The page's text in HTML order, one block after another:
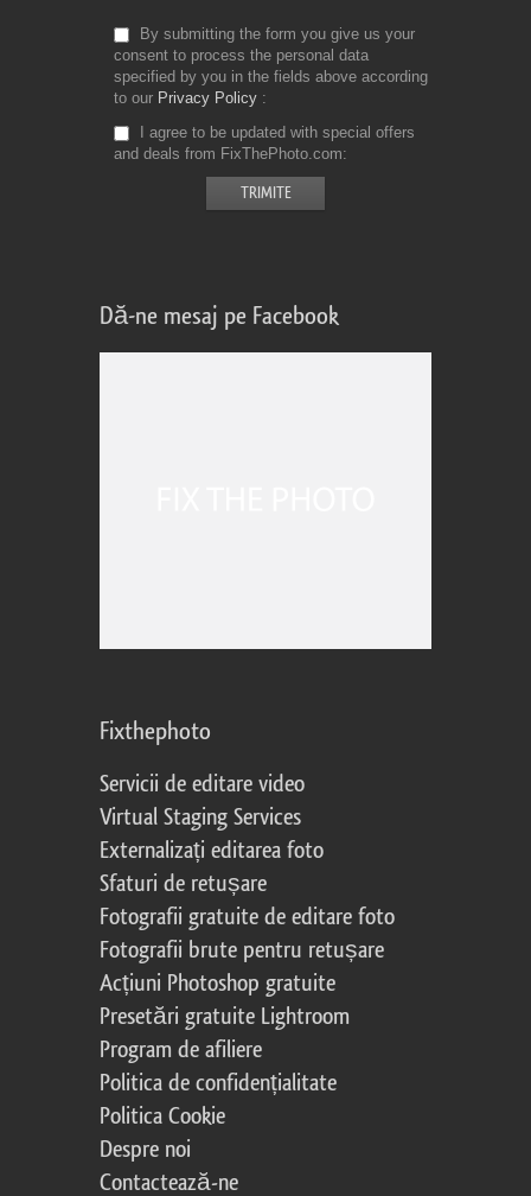
By submitting the form you give us your
consent to process the personal data
specified by you in the fields above according
to our Privacy Policy
I agree to be updated with special offers
and deals from FixThePhoto.com
Dă-ne mesaj pe Facebook
Fixthephoto
Servicii de editare video
Virtual Staging Services
Externalizați editarea foto
Sfaturi de retușare
Fotografii gratuite de editare foto
Fotografii brute pentru retușare
Acțiuni Photoshop gratuite
Presetări gratuite Lightroom
Program de afiliere
Politica de confidențialitate
Politica Cookie
Despre noi
Contactează-ne